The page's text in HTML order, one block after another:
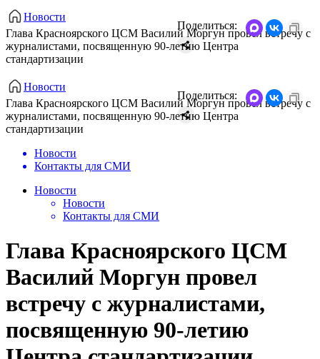
Новости
​Глава Красноярского ЦСМ Василий Моргун провел встречу с
журналистами, посвященную 90-летию Центра
стандартизации
Поделиться:
Новости
​Глава Красноярского ЦСМ Василий Моргун провел встречу с
журналистами, посвященную 90-летию Центра
стандартизации
Поделиться:
Новости
Контакты для СМИ
Новости
Новости
Контакты для СМИ
​Глава Красноярского ЦСМ
Василий Моргун провел
встречу с журналистами,
посвященную 90-летию